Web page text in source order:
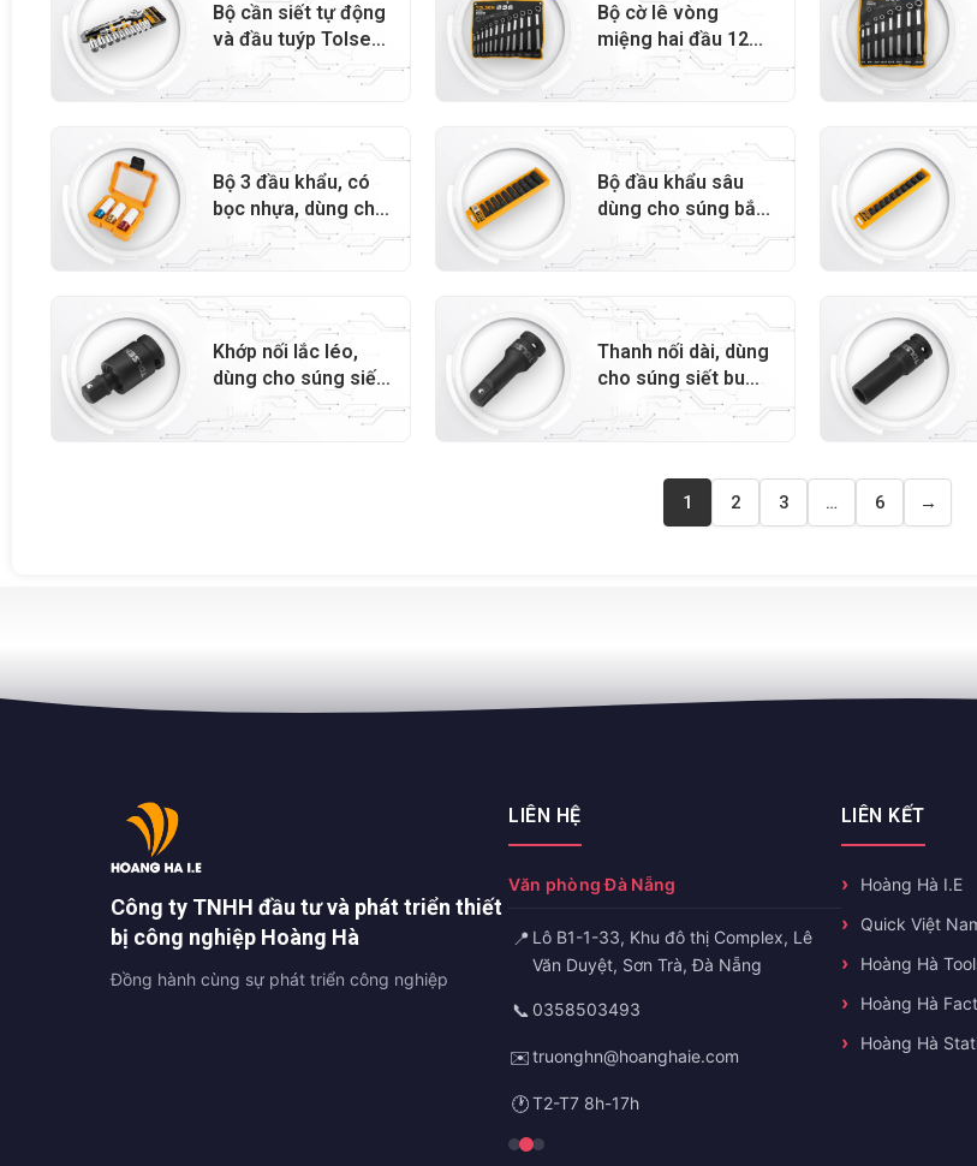
Bộ cần siết tự động
và đầu tuýp Tolsen
12 chi tiết – 15392
Bộ cờ lê vòng
miệng hai đầu 12
chi tiết – 15896
Bộ 3 đầu khẩu, có
bọc nhựa, dùng cho
súng siết bu lông –
15510
Bộ đầu khẩu sâu
dùng cho súng bắn
bulong – 18296
Khớp nối lắc léo,
dùng cho súng siết
bu lông – 18288
Thanh nối dài, dùng
cho súng siết bu
lông – 18285
1 2 3 … 6 →
Công ty TNHH đầu tư và phát triển thiết
bị công nghiệp Hoàng Hà
Đồng hành cùng sự phát triển công nghiệp
LIÊN HỆ
Văn phòng Đà Nẵng
📍 Lô B1-1-33, Khu đô thị Complex, Lê
Văn Duyệt, Sơn Trà, Đà Nẵng
📞 0358503493
✉️ truonghn@hoanghaie.com
🕐 T2-T7 8h-17h
LIÊN KẾT
Hoàng Hà I.E
Quick Việt
Hoàng Hà
Hoàng Hà
Hoàng Hà